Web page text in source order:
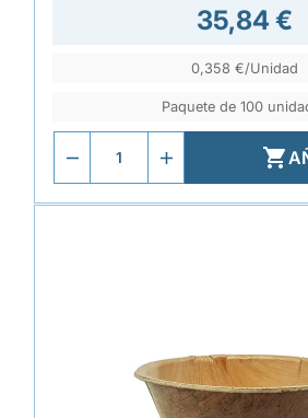
35,84 €
0,358 €/Unidad
Paquete de 100
